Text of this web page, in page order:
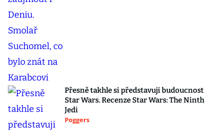
Přesně takhle si představuji budoucnost
Star Wars. Recenze Star Wars: The Ninth
Jedi
Poggers